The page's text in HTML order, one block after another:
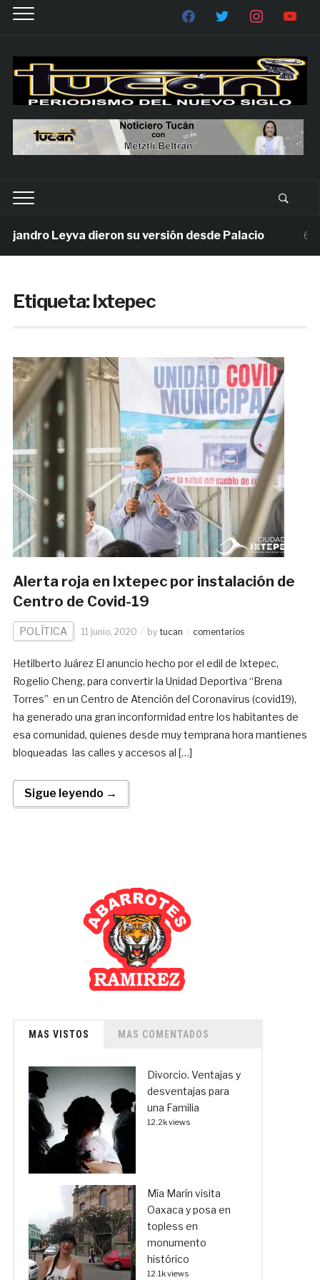
Leyva dieron su versión desde Palacio 6
Etiqueta:Ixtepec
Alerta roja en Ixtepec por instalación de
Centro de Covid-19
POLÍTICA 11 junio, 2020 by tucan comentarios
Hetilberto Juárez El anuncio hecho por el edil de Ixtepec,
Rogelio Cheng, para convertir la Unidad Deportiva “Brena
Torres” en un Centro de Atención del Coronavirus (covid19),
ha generado una gran inconformidad entre los habitantes de
esa comunidad, quienes desde muy temprana hora mantienes
bloqueadas las calles y accesos al […]
Sigue leyendo →
MAS VISTOS MAS COMENTADOS
Divorcio. Ventajas y
desventajas para
una Familia
12.2k views
Mía Marín visita
Oaxaca y posa en
topless en
monumento
histórico
12.1k views